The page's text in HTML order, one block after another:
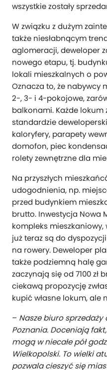
wszystkie zostały
W związku z dużym
także niesłabnącym
aglomeracji, deweloper
nowego etapu, tj.
lokali mieszkalnych o
Oznacza to, że nabywcy
2-, 3- i 4-pokojowe,
balkonami. Każde
standardzie
kaloryfery, parapety
domofon, piec
rolety zewnętrzne dla
Na przyszłych
udogodnienia, np.
przed budynkiem
brutto. Inwestycja Nowa
kompleks mieszkaniowy,
już teraz są do
na rowery. Deweloper
także podziemną halę
zaczynają się od 7100 zł
ciekawą propozycję
kupić własne lokum, ale
– Nasze biuro
Poznania. Doceniają
mogą w niecałe pół
Wielkopolski. To wielki
pozwala cieszyć się